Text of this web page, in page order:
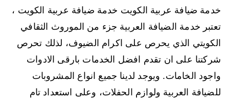
خدمة ضيافة عربية الكويت خدمة ضيافة عربية الكويت ،
تعتبر خدمة الضيافة العربية جزء من الموروث الثقافي
الكويتي الذي يحرص على اكرام الضيوف، لذلك تحرص
شركتنا على ان تقدم افضل الخدمات بارقى الادوات
واجود الخامات. ويوجد لدينا جميع انواع المشروبات
للضيافة العربية ولوازم الحفلات، وعلى استعداد تام